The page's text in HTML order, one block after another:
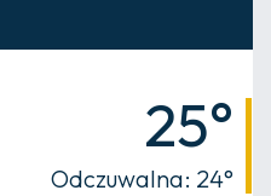
25°
Odczuwalna: 24°